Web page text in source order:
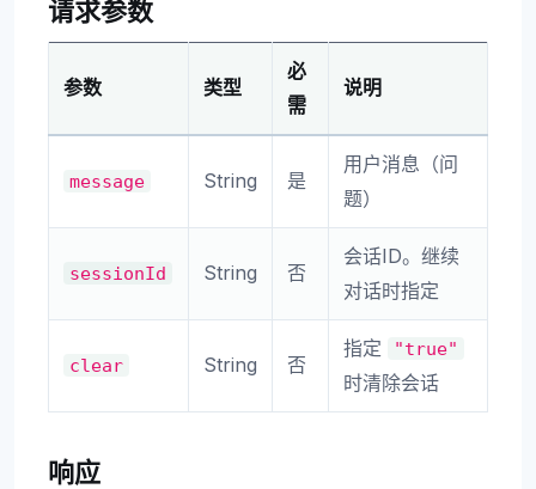
请求参数
参数 类型
必
需
说明
message String 是
用户消息（问
题）
sessionId String 否
会话ID。继续
对话时指定
clear String 否
指定 "true"
时清除会话
响应